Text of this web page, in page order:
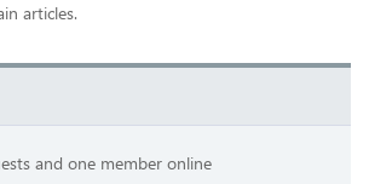
articles.
and one member online